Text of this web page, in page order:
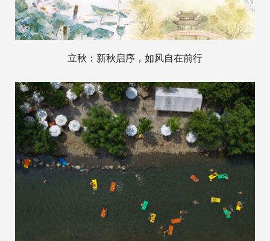
立秋：新秋启序，如风自在前行